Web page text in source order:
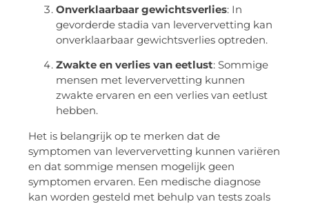
Onverklaarbaar gewichtsverlies: In
gevorderde stadia van leververvetting kan
onverklaarbaar gewichtsverlies optreden.
Zwakte en verlies van eetlust: Sommige
mensen met leververvetting kunnen
zwakte ervaren en een verlies van eetlust
hebben.
Het is belangrijk op te merken dat de
symptomen van leververvetting kunnen variëren
en dat sommige mensen mogelijk geen
symptomen ervaren. Een medische diagnose
kan worden gesteld met behulp van tests zoals